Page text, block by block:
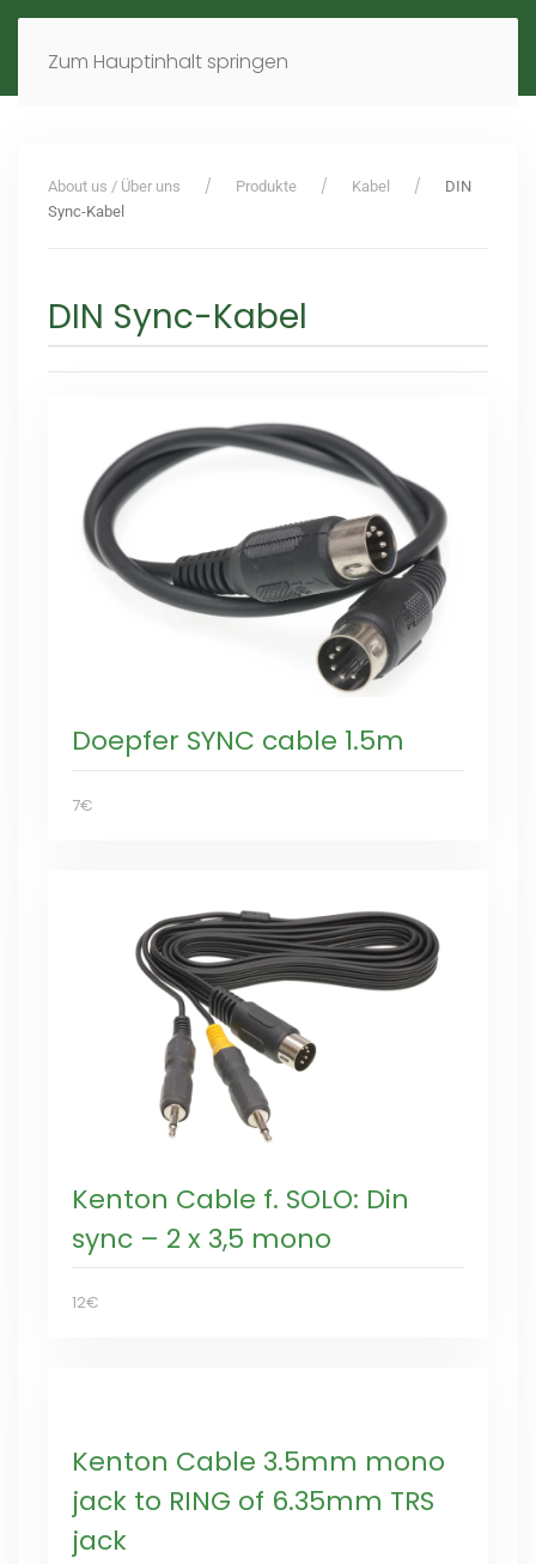
Zum Hauptinhalt springen
EN
About us / Über uns Produkte Kabel
DIN
Sync-Kabel
DIN Sync-Kabel
Doepfer SYNC cable 1.5m
7€
Kenton Cable f. SOLO: Din
sync – 2 x 3,5 mono
12€
Kenton Cable 3.5mm mono
jack to RING of 6.35mm TRS
jack